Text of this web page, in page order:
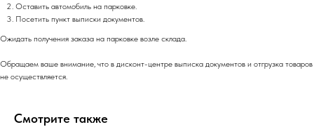
Оставить автомобиль на парковке.
Посетить пункт выписки документов.
Ожидать получения заказа на парковке возле склада.
Обращаем ваше внимание, что в дисконт-центре выписка документов и отгрузка товаров
не осуществляется.
Смотрите также